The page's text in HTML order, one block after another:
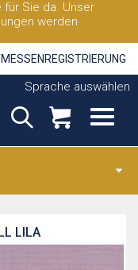
Sie da. Unser
werden
MESSEN REGISTRIERUNG
Sprache auswählen
LILA